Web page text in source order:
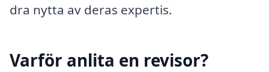
dra nytta av deras expertis.
Varför anlita en revisor?